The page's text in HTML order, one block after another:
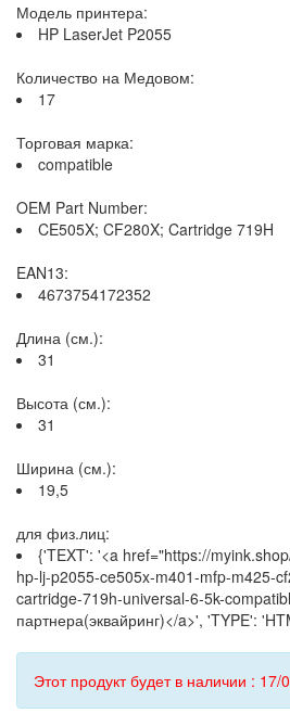
Модель принтера:
HP LaserJet P2055
Количество на Медовом:
17
Торговая марка:
compatible
OEM Part Number:
CE505X; CF280X; Cartridge 719H
EAN13:
4673754172352
Длина (см.):
31
Высота (см.):
31
Ширина (см.):
19,5
для физ.лиц:
{'TEXT': '<a href="https://
hp-lj-p2055-ce505x-m401-mfp-m425-
cartridge-719h-universal-6-5k-
партнера(эквайринг)</a>', 'TYPE':
Этот продукт будет в наличии : 17/